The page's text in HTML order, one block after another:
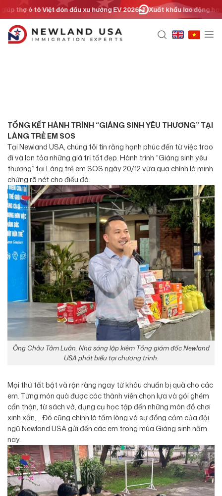
đến
dung
ô tô Việt đón đầu xu hướng EV 2026 Xuất khẩu lao động hay
TỔNG KẾT HÀNH TRÌNH “GIÁNG SINH YÊU THƯƠNG” TẠI
LÀNG TRẺ EM SOS
Tại Newland USA, chúng tôi tin rằng hạnh phúc đến từ việc trao
đi và lan tỏa những giá trị tốt đẹp. Hành trình “Giáng sinh yêu
thương” tại Làng trẻ em SOS ngày 20/12 vừa qua chính là minh
chứng rõ nét cho điều đó.
Ông Châu Tâm Luân, Nhà sáng lập kiêm Tổng giám đốc Newland
USA phát biểu tại chương trình.
Mọi thứ tất bật và rộn ràng ngay từ khâu chuẩn bị quà cho các
em. Từng món quà được các thành viên chọn lựa và gói ghém
cẩn thận, từ sách vở, dụng cụ học tập đến những món đồ chơi
xinh xắn,… Đó cũng chính là tấm lòng và sự đồng cảm của đội
ngũ Newland USA gửi đến các em trong mùa Giáng sinh năm
nay.